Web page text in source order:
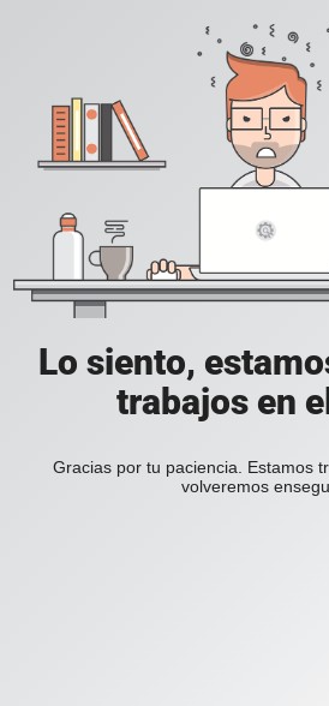
Lo siento,
trabajos en
Gracias por tu paciencia. Estamos
volveremos